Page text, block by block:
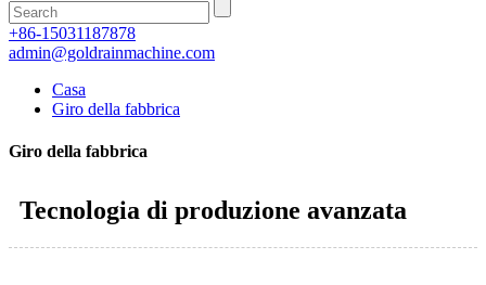
+86-15031187878
admin@goldrainmachine.com
Casa
Giro della fabbrica
Giro della fabbrica
Tecnologia di produzione avanzata